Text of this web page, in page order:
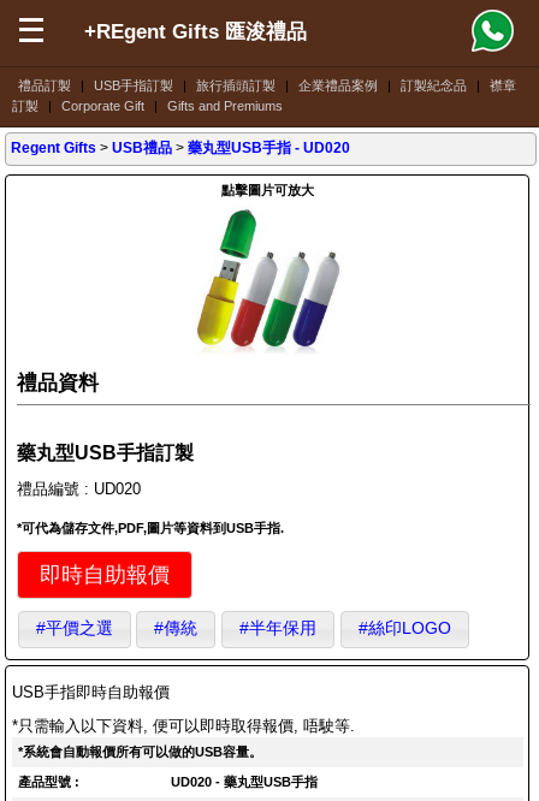
禮品訂製 | USB手指訂製 | 旅行插頭訂製 | 企業禮品案例 | 訂製紀念品 |
襟章
訂製
| Corporate Gift | Gifts and Premiums
+REgent Gifts 匯浚禮品
Regent Gifts >USB禮品 >藥丸型USB手指 - UD020
點擊圖片可放大
禮品資料
藥丸型USB手指訂製
禮品編號 : UD020
*可代為儲存文件,PDF,圖片等資料到USB手指.
即時自助報價
#平價之選 #傳統 #半年保用 #絲印LOGO
USB手指即時自助報價
*只需輸入以下資料, 便可以即時取得報價, 唔駛等.
*系統會自動報價所有可以做的USB容量。
產品型號 : UD020 - 藥丸型USB手指